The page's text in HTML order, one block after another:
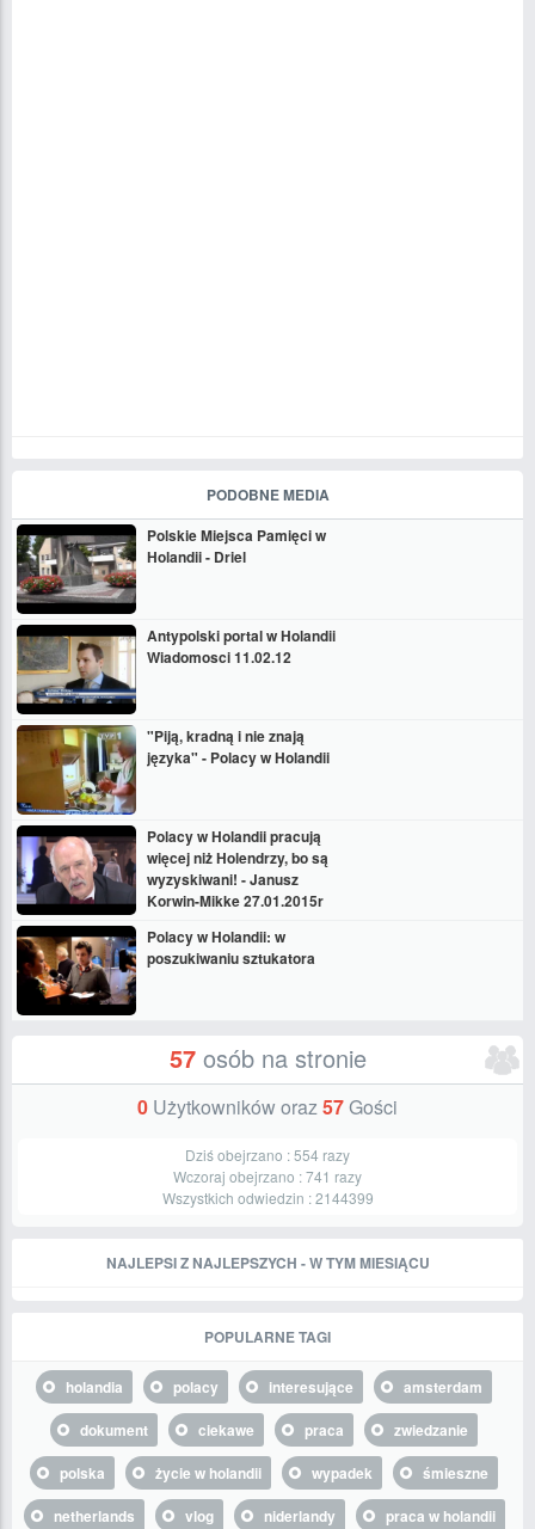
PODOBNE MEDIA
Polskie Miejsca Pamięci w
Holandii - Driel
Antypolski portal w Holandii
Wiadomosci 11.02.12
"Piją, kradną i nie znają
języka" - Polacy w Holandii
Polacy w Holandii pracują
więcej niż Holendrzy, bo są
wyzyskiwani! - Janusz
Korwin-Mikke 27.01.2015r
Polacy w Holandii: w
poszukiwaniu sztukatora
57osób na stronie
0 Użytkowników oraz57Gości
Dziś obejrzano :554 razy
Wczoraj obejrzano :741 razy
Wszystkich odwiedzin :2144399
NAJLEPSI Z NAJLEPSZYCH - W TYM MIESIĄCU
POPULARNE TAGI
holandia polacy interesujące
amsterdam
dokument
ciekawe praca
zwiedzanie
polska
życie w holandii wypadek
śmieszne
netherlands
vlog niderlandy
praca w holandii